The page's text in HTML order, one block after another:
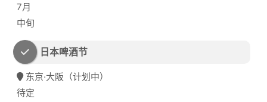
7月
中旬
日本啤酒节
东京·大阪（计划中）
待定